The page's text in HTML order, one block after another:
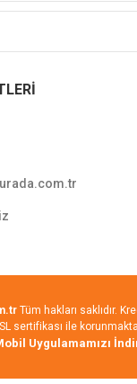
Tüm hakları saklıdır.
sertifikası ile
Uygulamamızı